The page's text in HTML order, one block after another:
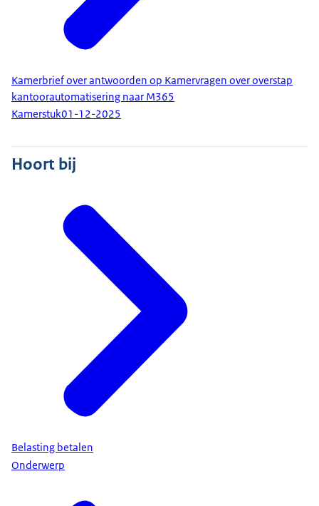
Kamerbrief over antwoorden op Kamervragen over overstap
kantoorautomatisering naar M365
Kamerstuk01-12-2025
Hoort bij
Belasting betalen
Onderwerp